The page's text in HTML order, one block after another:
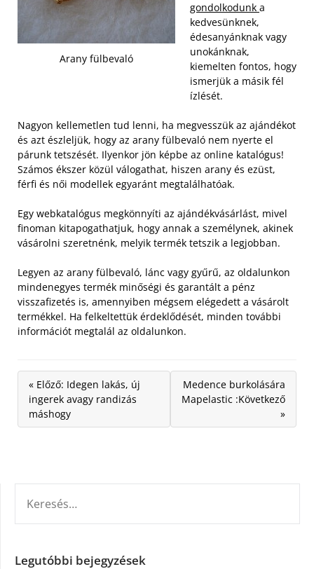
Arany fülbevaló
gondolkodunk a
kedvesünknek,
édesanyánknak vagy
unokánknak,
kiemelten fontos, hogy
ismerjük a másik fél
ízlését.
Nagyon kellemetlen tud lenni, ha megvesszük az ajándékot
és azt észleljük, hogy az arany fülbevaló nem nyerte el
párunk tetszését. Ilyenkor jön képbe az online katalógus!
Számos ékszer közül válogathat, hiszen arany és ezüst,
férfi és női modellek egyaránt megtalálhatóak.
Egy webkatalógus megkönnyíti az ajándékvásárlást, mivel
finoman kitapogathatjuk, hogy annak a személynek, akinek
vásárolni szeretnénk, melyik termék tetszik a legjobban.
Legyen az arany fülbevaló, lánc vagy gyűrű, az oldalunkon
mindenegyes termék minőségi és garantált a pénz
visszafizetés is, amennyiben mégsem elégedett a vásárolt
termékkel. Ha felkeltettük érdeklődését, minden további
információt megtalál az oldalunkon.
« Előző: Idegen lakás, új
ingerek avagy randizás
máshogy
Medence burkolására
Mapelastic :Következő
»
Legutóbbi bejegyzések